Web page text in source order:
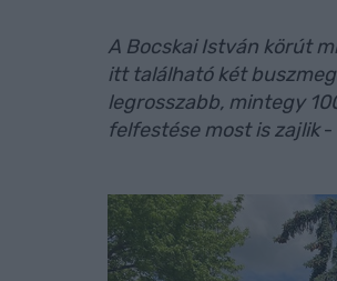
A Bocskai István körút
itt található két
legrosszabb, mintegy
felfestése most is zajlik-